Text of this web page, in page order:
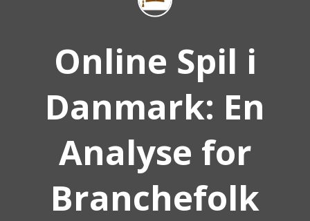
ADD LISTINGOnline Spil i
Danmark: En
Analyse for
Branchefolk